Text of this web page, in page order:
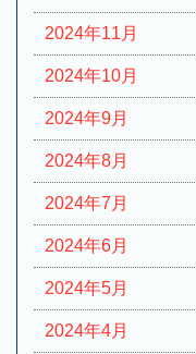
2024年11月
2024年10月
2024年9月
2024年8月
2024年7月
2024年6月
2024年5月
2024年4月